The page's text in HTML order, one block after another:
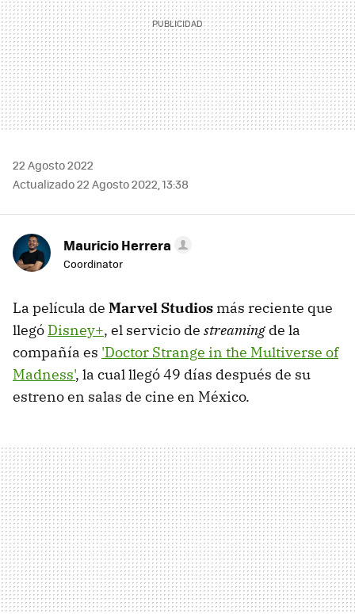
22 Agosto 2022
Actualizado 22 Agosto 2022, 13:38
Mauricio Herrera
Coordinator
La película de Marvel Studios más reciente que
llegó Disney+, el servicio de streaming de la
compañía es 'Doctor Strange in the Multiverse of
Madness', la cual llegó 49 días después de su
estreno en salas de cine en México.